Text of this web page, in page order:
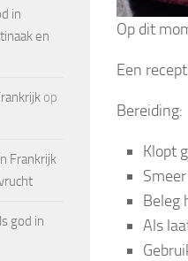
Op dit
Een
Bereiding:
Klopt
Beleg
Als
in
en
op
Frankrijk
god in